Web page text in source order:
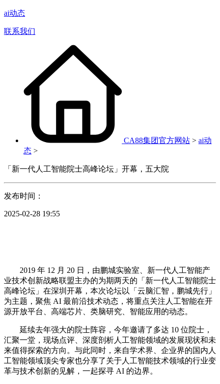
ai动态
联系我们
CA88集团官方网站 > ai动
态 >
「新一代人工智能院士高峰论坛」开幕，五大院
发布时间：
2025-02-28 19:55
2019 年 12 月 20 日，由鹏城实验室、新一代人工智能产
业技术创新战略联盟主办的为期两天的「新一代人工智能院士
高峰论坛」在深圳开幕，本次论坛以「云脑汇智，鹏城先行」
为主题，聚焦 AI 最前沿技术动态，将重点关注人工智能在开
源开放平台、高端芯片、类脑研究、智能应用的动态。
延续去年强大的院士阵容，今年邀请了多达 10 位院士，
汇聚一堂，现场点评、深度剖析人工智能领域的发展现状和未
来值得探索的方向。与此同时，来自学术界、企业界的国内人
工智能领域顶尖专家也分享了关于人工智能技术领域的行业变
革与技术创新的见解，一起探寻 AI 的边界。